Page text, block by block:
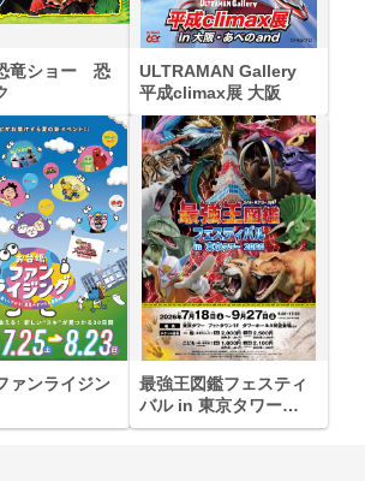
竜ショー 恐
ULTRAMAN Gallery
平成climax展 大阪
ァンライジン
最強王図鑑フェスティ
バル in 東京タワー
2026